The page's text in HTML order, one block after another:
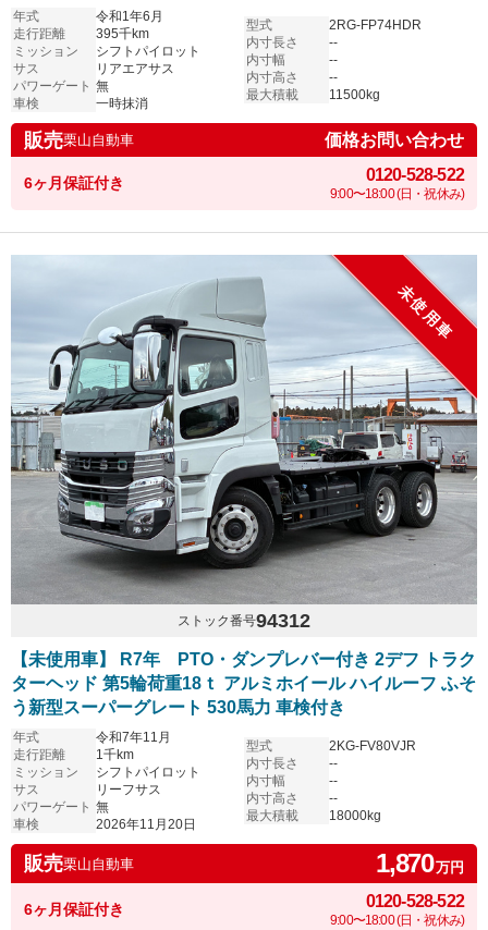
年式
令和1年6月
走行距離
395千km
ミッション
シフトパイロット
サス
リアエアサス
パワーゲート 無
車検
一時抹消
型式
2RG-FP74HDR
内寸長さ
--
内寸幅
--
内寸高さ
--
最大積載
11500kg
販売栗山自動車 価格お問い合わせ
6ヶ月保証付き 0120-528-522
9:00〜18:00 (日・祝休み)
未使用車
ストック番号94312
【未使用車】 R7年 PTO・ダンプレバー付き 2デフ トラク
ターヘッド 第5輪荷重18ｔ アルミホイール ハイルーフ ふそ
う新型スーパーグレート 530馬力 車検付き
年式
令和7年11月
走行距離
1千km
ミッション
シフトパイロット
サス
リーフサス
パワーゲート 無
車検
2026年11月20日
型式
2KG-FV80VJR
内寸長さ
--
内寸幅
--
内寸高さ
--
最大積載
18000kg
販売栗山自動車 1,870万円
6ヶ月保証付き 0120-528-522
9:00〜18:00 (日・祝休み)